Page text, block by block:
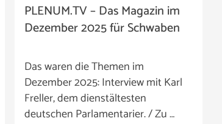
PLENUM.TV – Das Magazin im
Dezember 2025 für Schwaben
Das waren die Themen im
Dezember 2025: Interview mit Karl
Freller, dem dienstältesten
deutschen Parlamentarier. / Zu …